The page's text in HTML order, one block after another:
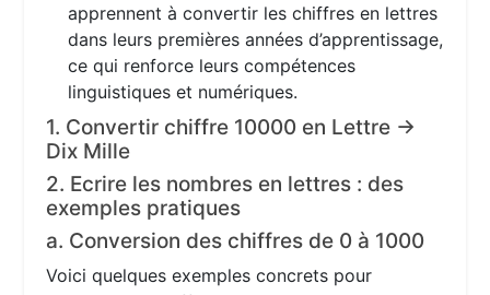
apprennent à convertir les chiffres en lettres
dans leurs premières années d’apprentissage,
ce qui renforce leurs compétences
linguistiques et numériques.
1. Convertir chiffre 10000 en Lettre →
Dix Mille
2. Ecrire les nombres en lettres : des
exemples pratiques
a. Conversion des chiffres de 0 à 1000
Voici quelques exemples concrets pour